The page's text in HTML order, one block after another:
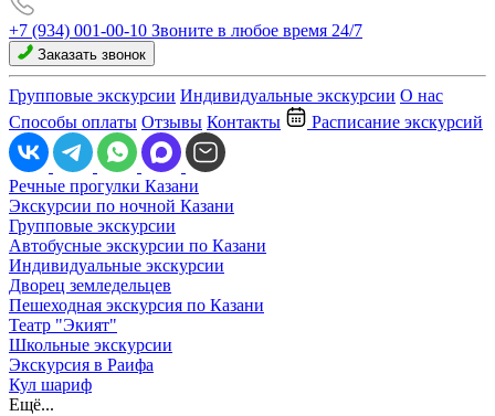
+7 (934) 001-00-10 Звоните в любое время 24/7
Заказать звонок
Групповые экскурсии Индивидуальные экскурсии О нас
Способы оплаты Отзывы Контакты Расписание экскурсий
Речные прогулки Казани
Экскурсии по ночной Казани
Групповые экскурсии
Автобусные экскурсии по Казани
Индивидуальные экскурсии
Дворец земледельцев
Пешеходная экскурсия по Казани
Театр "Экият"
Школьные экскурсии
Экскурсия в Раифа
Кул шариф
Ещё...